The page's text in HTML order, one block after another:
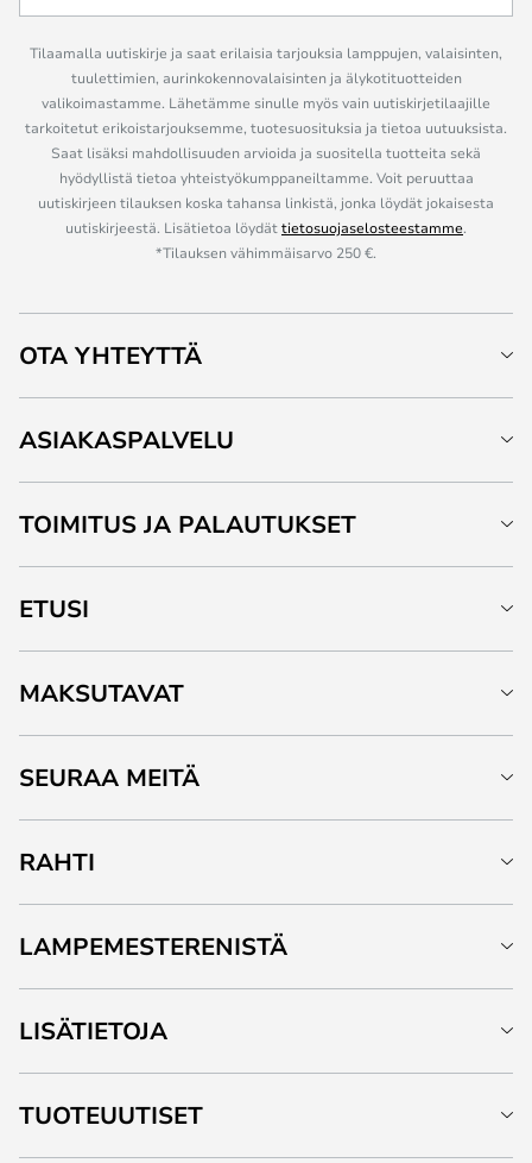
Tilaamalla uutiskirje ja saat erilaisia tarjouksia lamppujen, valaisinten,
tuulettimien, aurinkokennovalaisinten ja älykotituotteiden
valikoimastamme. Lähetämme sinulle myös vain uutiskirjetilaajille
tarkoitetut erikoistarjouksemme, tuotesuosituksia ja tietoa uutuuksista.
Saat lisäksi mahdollisuuden arvioida ja suositella tuotteita sekä
hyödyllistä tietoa yhteistyökumppaneiltamme. Voit peruuttaa
uutiskirjeen tilauksen koska tahansa linkistä, jonka löydät jokaisesta
uutiskirjeestä. Lisätietoa löydättietosuojaselosteestamme.
*Tilauksen vähimmäisarvo 250 €.
OTA YHTEYTTÄ
ASIAKASPALVELU
TOIMITUS JA PALAUTUKSET
ETUSI
MAKSUTAVAT
SEURAA MEITÄ
RAHTI
LAMPEMESTERENISTÄ
LISÄTIETOJA
TUOTEUUTISET